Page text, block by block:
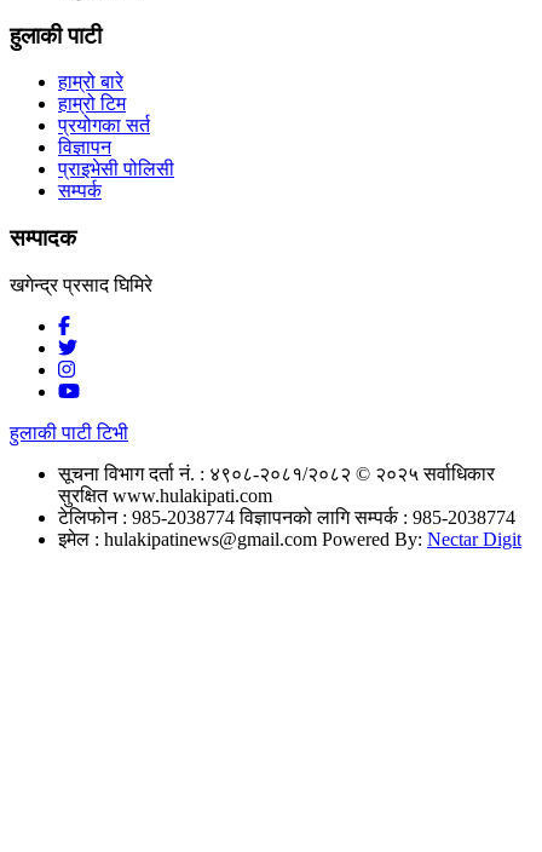
हुलाकी पाटी
हाम्रो बारे
हाम्रो टिम
प्रयोगका सर्त
विज्ञापन
प्राइभेसी पोलिसी
सम्पर्क
सम्पादक
खगेन्द्र प्रसाद घिमिरे
हुलाकी पाटी टिभी
सूचना विभाग दर्ता नं. : ४९०८-२०८१/२०८२ © २०२५ सर्वाधिकार
सुरक्षित www.hulakipati.com
टेलिफोन : 985-2038774विज्ञापनको लागि सम्पर्क : 985-2038774
इमेल : hulakipatinews@gmail.com Powered By: Nectar Digit